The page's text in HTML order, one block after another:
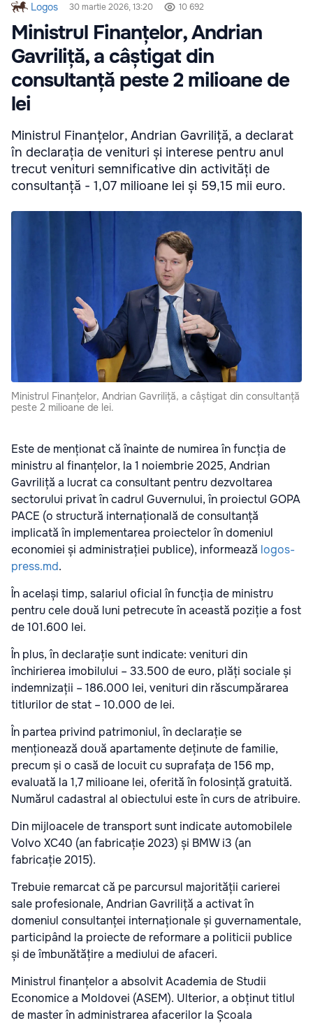
Logos 30 martie 2026, 13:20 10 692
Ministrul Finanțelor, Andrian
Gavriliță, a câștigat din
consultanță peste 2 milioane de
lei
Ministrul Finanțelor, Andrian Gavriliță, a declarat
în declarația de venituri și interese pentru anul
trecut venituri semnificative din activități de
consultanță - 1,07 milioane lei și 59,15 mii euro.
Ministrul Finanțelor, Andrian Gavriliță, a câștigat din consultanță
peste 2 milioane de lei.
Este de menționat că înainte de numirea în funcția de
ministru al finanțelor, la 1 noiembrie 2025, Andrian
Gavriliță a lucrat ca consultant pentru dezvoltarea
sectorului privat în cadrul Guvernului, în proiectul GOPA
PACE (o structură internațională de consultanță
implicată în implementarea proiectelor în domeniul
economiei și administrației publice), informează logos-
press.md.
În același timp, salariul oficial în funcția de ministru
pentru cele două luni petrecute în această poziție a fost
de 101.600 lei.
În plus, în declarație sunt indicate: venituri din
închirierea imobilului – 33.500 de euro, plăți sociale și
indemnizații – 186.000 lei, venituri din răscumpărarea
titlurilor de stat – 10.000 de lei.
În partea privind patrimoniul, în declarație se
menționează două apartamente deținute de familie,
precum și o casă de locuit cu suprafața de 156 mp,
evaluată la 1,7 milioane lei, oferită în folosință gratuită.
Numărul cadastral al obiectului este în curs de atribuire.
Din mijloacele de transport sunt indicate automobilele
Volvo XC40 (an fabricație 2023) și BMW i3 (an
fabricație 2015).
Trebuie remarcat că pe parcursul majorității carierei
sale profesionale, Andrian Gavriliță a activat în
domeniul consultanței internaționale și guvernamentale,
participând la proiecte de reformare a politicii publice
și de îmbunătățire a mediului de afaceri.
Ministrul finanțelor a absolvit Academia de Studii
Economice a Moldovei (ASEM). Ulterior, a obținut titlul
de master în administrarea afacerilor la Școala